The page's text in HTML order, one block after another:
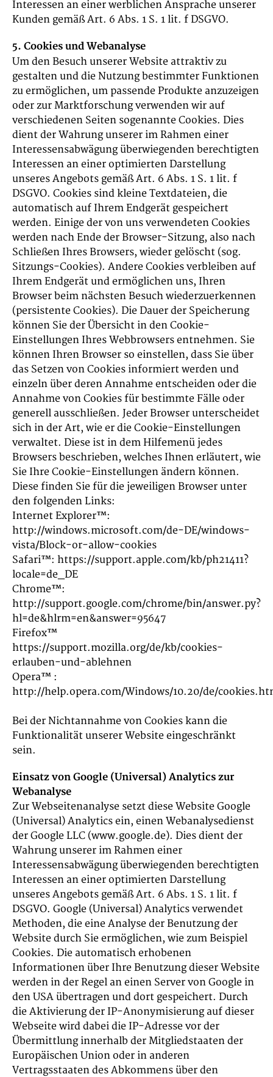
Interessen an einer werblichen Ansprache unserer
Kunden gemäß Art. 6 Abs. 1 S. 1 lit. f DSGVO.
5. Cookies und Webanalyse
Um den Besuch unserer Website attraktiv zu
gestalten und die Nutzung bestimmter Funktionen
zu ermöglichen, um passende Produkte anzuzeigen
oder zur Marktforschung verwenden wir auf
verschiedenen Seiten sogenannte Cookies. Dies
dient der Wahrung unserer im Rahmen einer
Interessensabwägung überwiegenden berechtigten
Interessen an einer optimierten Darstellung
unseres Angebots gemäß Art. 6 Abs. 1 S. 1 lit. f
DSGVO. Cookies sind kleine Textdateien, die
automatisch auf Ihrem Endgerät gespeichert
werden. Einige der von uns verwendeten Cookies
werden nach Ende der Browser-Sitzung, also nach
Schließen Ihres Browsers, wieder gelöscht (sog.
Sitzungs-Cookies). Andere Cookies verbleiben auf
Ihrem Endgerät und ermöglichen uns, Ihren
Browser beim nächsten Besuch wiederzuerkennen
(persistente Cookies). Die Dauer der Speicherung
können Sie der Übersicht in den Cookie-
Einstellungen Ihres Webbrowsers entnehmen. Sie
können Ihren Browser so einstellen, dass Sie über
das Setzen von Cookies informiert werden und
einzeln über deren Annahme entscheiden oder die
Annahme von Cookies für bestimmte Fälle oder
generell ausschließen. Jeder Browser unterscheidet
sich in der Art, wie er die Cookie-Einstellungen
verwaltet. Diese ist in dem Hilfemenü jedes
Browsers beschrieben, welches Ihnen erläutert, wie
Sie Ihre Cookie-Einstellungen ändern können.
Diese finden Sie für die jeweiligen Browser unter
den folgenden Links:
Internet Explorer™:
http://windows.microsoft.com/de-DE/windows-
vista/Block-or-allow-cookies
Safari™: https://support.apple.com/kb/ph21411?
locale=de_DE
Chrome™:
http://support.google.com/chrome/bin/answer.py?
hl=de&hlrm=en&answer=95647
Firefox™
https://support.mozilla.org/de/kb/cookies-
erlauben-und-ablehnen
Opera™ :
http://help.opera.com/Windows/10.20/de/
Bei der Nichtannahme von Cookies kann die
Funktionalität unserer Website eingeschränkt
sein.
Einsatz von Google (Universal) Analytics zur
Webanalyse
Zur Webseitenanalyse setzt diese Website Google
(Universal) Analytics ein, einen Webanalysedienst
der Google LLC (www.google.de). Dies dient der
Wahrung unserer im Rahmen einer
Interessensabwägung überwiegenden berechtigten
Interessen an einer optimierten Darstellung
unseres Angebots gemäß Art. 6 Abs. 1 S. 1 lit. f
DSGVO. Google (Universal) Analytics verwendet
Methoden, die eine Analyse der Benutzung der
Website durch Sie ermöglichen, wie zum Beispiel
Cookies. Die automatisch erhobenen
Informationen über Ihre Benutzung dieser Website
werden in der Regel an einen Server von Google in
den USA übertragen und dort gespeichert. Durch
die Aktivierung der IP-Anonymisierung auf dieser
Webseite wird dabei die IP-Adresse vor der
Übermittlung innerhalb der Mitgliedstaaten der
Europäischen Union oder in anderen
Vertragsstaaten des Abkommens über den